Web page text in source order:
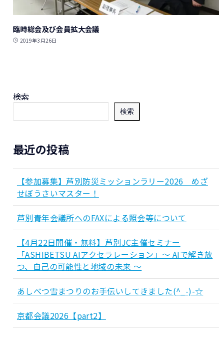
臨時総会及び会員拡大会議
2019年3月26日
検索
検索
最近の投稿
【参加募集】芦別防災ミッションラリー2026 めざ
せぼうさいマスター！
芦別青年会議所へのFAXによる照会等について
【4月22日開催・無料】芦別JC主催セミナー
「ASHIBETSU AIアクセラレーション」～ AIで解き放
つ、自己の可能性と地域の未来 ～
あしべつ雪まつりのお手伝いしてきました(^_-)-☆
京都会議2026【part2】